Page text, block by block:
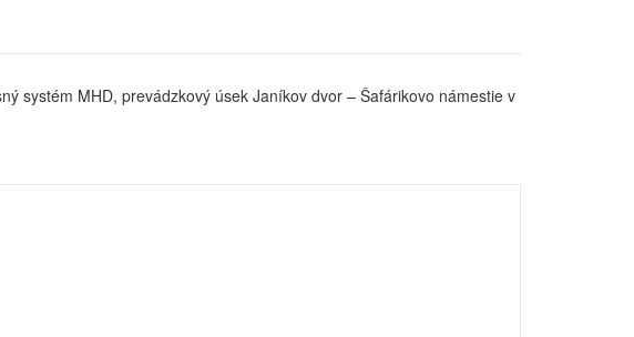
systém MHD, prevádzkový úsek Janíkov dvor – Šafárikovo námestie v